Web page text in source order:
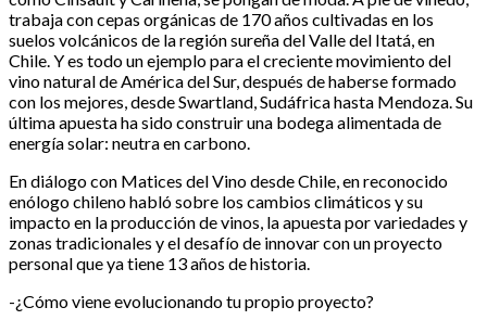
trabaja con cepas orgánicas de 170 años cultivadas en los
suelos volcánicos de la región sureña del Valle del Itatá, en
Chile. Y es todo un ejemplo para el creciente movimiento del
vino natural de América del Sur, después de haberse formado
con los mejores, desde Swartland, Sudáfrica hasta Mendoza. Su
última apuesta ha sido construir una bodega alimentada de
energía solar: neutra en carbono.
En diálogo con Matices del Vino desde Chile, en reconocido
enólogo chileno habló sobre los cambios climáticos y su
impacto en la producción de vinos, la apuesta por variedades y
zonas tradicionales y el desafío de innovar con un proyecto
personal que ya tiene 13 años de historia.
-¿Cómo viene evolucionando tu propio proyecto?